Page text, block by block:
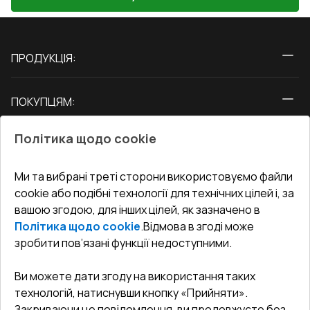
ПРОДУКЦІЯ:
Двері
ПОКУПЦЯМ:
Блог
Адреса гіпермаркета
Як правильно заміряти вікна
СЕРВІС ТА ОБЛУГОВУВАННЯ:
Доставка і Оплата
Гарантія та Сервіс
Повернення товару
Договір публічної оферти
КОНТАКТИ
Офіс:Україна, м. Вінниця, вул. Келецька 60 кв. 61
undefined(undefined)
Політика щодо cookie
Ми та вибрані треті сторони використовуємо файли
cookie або подібні технології для технічних цілей і, за
вашою згодою, для інших цілей, як зазначено в
Політика щодо cookie.Відмова в згоді може
зробити пов’язані функції недоступними.
Ви можете дати згоду на використання таких
технологій, натиснувши кнопку «Прийняти».